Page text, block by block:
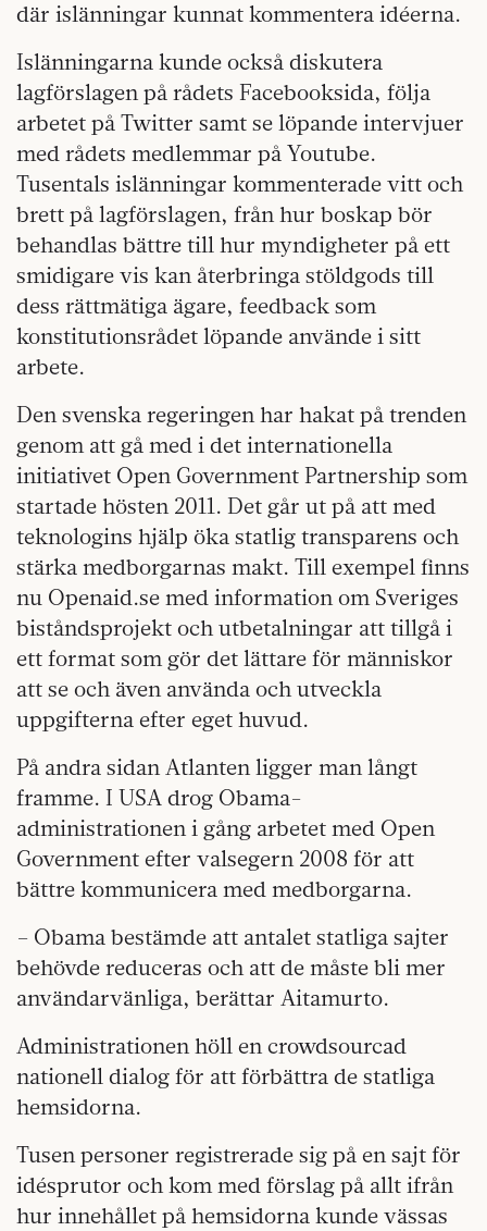
där islänningar kunnat kommentera idéerna.
Islänningarna kunde också diskutera
lagförslagen på rådets Facebooksida, följa
arbetet på Twitter samt se löpande intervjuer
med rådets medlemmar på Youtube.
Tusentals islänningar kommenterade vitt och
brett på lagförslagen, från hur boskap bör
behandlas bättre till hur myndigheter på ett
smidigare vis kan återbringa stöldgods till
dess rättmätiga ägare, feedback som
konstitutionsrådet löpande använde i sitt
arbete.
Den svenska regeringen har hakat på trenden
genom att gå med i det internationella
initiativet Open Government Partnership som
startade hösten 2011. Det går ut på att med
teknologins hjälp öka statlig transparens och
stärka medborgarnas makt. Till exempel finns
nu Openaid.se med information om Sveriges
biståndsprojekt och utbetalningar att tillgå i
ett format som gör det lättare för människor
att se och även använda och utveckla
uppgifterna efter eget huvud.
På andra sidan Atlanten ligger man långt
framme. I USA drog Obama-
administrationen i gång arbetet med Open
Government efter valsegern 2008 för att
bättre kommunicera med medborgarna.
– Obama bestämde att antalet statliga sajter
behövde reduceras och att de måste bli mer
användarvänliga, berättar Aitamurto.
Administrationen höll en crowdsourcad
nationell dialog för att förbättra de statliga
hemsidorna.
Tusen personer registrerade sig på en sajt för
idésprutor och kom med förslag på allt ifrån
hur innehållet på hemsidorna kunde vässas